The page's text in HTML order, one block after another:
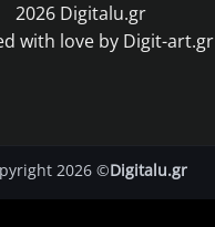
2026 Digitalu.gr
with love by Digit-art.gr
2026 ©Digitalu.gr